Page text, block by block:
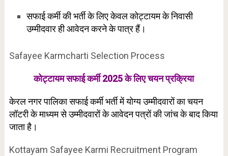
सफाई कर्मी की भर्ती के लिए केवल कोट्टायम के निवासी
उम्मीदवार ही आवेदन करने के पात्र हैं।
Safayee Karmcharti Selection Process
कोट्टायम सफाई कर्मी 2025 के लिए चयन प्रक्रिया
केरल नगर पालिका सफाई कर्मी भर्ती में योग्य उम्मीदवारों का चयन
लॉटरी के माध्यम से उम्मीदवारों के आवेदन पत्रों की जांच के बाद किया
जाता है।
Kottayam Safayee Karmi Recruitment Program